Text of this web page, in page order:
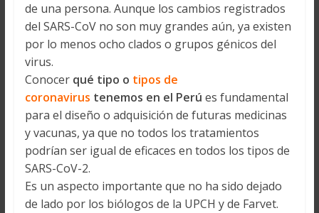
de una persona. Aunque los cambios registrados
del SARS-CoV no son muy grandes aún, ya existen
por lo menos ocho clados o grupos génicos del
virus.
Conocer qué tipo o tipos de
coronavirus tenemos en el Perú es fundamental
para el diseño o adquisición de futuras medicinas
y vacunas, ya que no todos los tratamientos
podrían ser igual de eficaces en todos los tipos de
SARS-CoV-2.
Es un aspecto importante que no ha sido dejado
de lado por los biólogos de la UPCH y de Farvet.